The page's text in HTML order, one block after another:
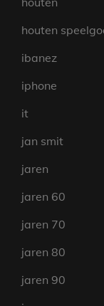
houten
ibanez
iphone
it
jan smit
jaren
jaren 60
jaren 70
jaren 80
jaren 90